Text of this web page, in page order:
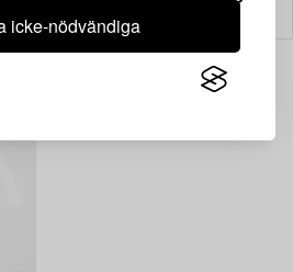
icke-nödvändiga